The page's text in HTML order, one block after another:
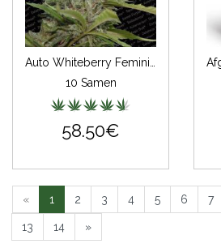
10 Samen
58.50€
« 1 2 3 4 5 6 7
13 14 »